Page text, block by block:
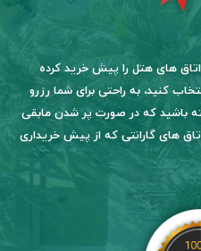
های هتل را پیش خرید کرده
کنید، به راحتی برای شما رزرو
باشید که در صورت پر شدن مابقی
های گارانتی که از پیش خریداری